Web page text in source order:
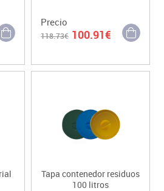
Precio
118.73€ 100.91€
Tapa contenedor residuos
100 litros